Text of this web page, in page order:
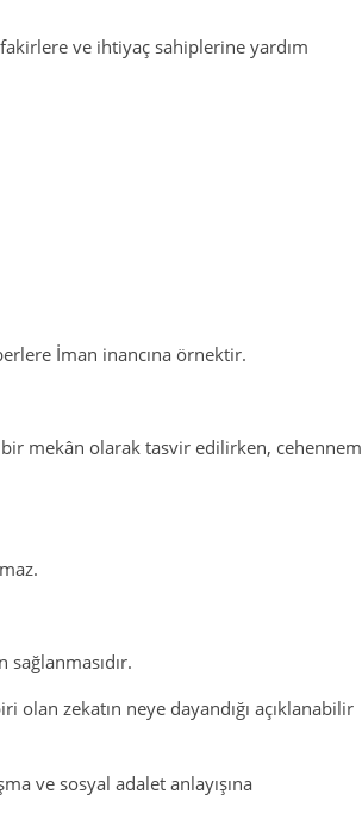
ve ihtiyaç sahiplerine yardım
İman inancına örnektir.
mekân olarak tasvir edilirken, cehennem
sağlanmasıdır.
olan zekatın neye dayandığı açıklanabilir
ve sosyal adalet anlayışına